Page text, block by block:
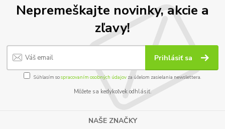
Nepremeškajte novinky, akcie a
zľavy!
Prihlásiť sa
Súhlasím sospracovaním osobných údajov za účelom zasielania newslettera.
Môžete sa kedykoľvek odhlásiť.
NAŠE ZNAČKY